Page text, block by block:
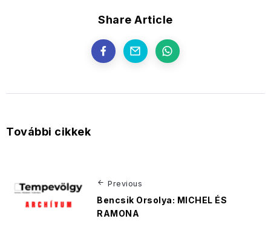
Share Article
További cikkek
Previous
Bencsik Orsolya: MICHEL ÉS
RAMONA